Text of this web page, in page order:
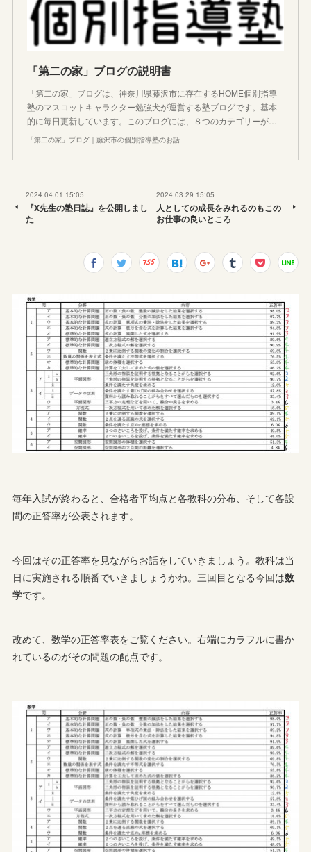
「第二の家」ブログの説明書
「第二の家」ブログは、神奈川県藤沢市に存在するHOME個別指導
塾のマスコットキャラクター勉強犬が運営する塾ブログです。基本
的に毎日更新しています。このブログには、８つのカテゴリーが…
「第二の家」ブログ｜藤沢市の個別指導塾のお話
2024.04.01 15:05
『X先生の塾日誌』を公開しまし
た
2024.03.29 15:05
人としての成長をみれるのもこの
お仕事の良いところ
毎年入試が終わると、合格者平均点と各教科の分布、そして各設
問の正答率が公表されます。
今回はその正答率を見ながらお話をしていきましょう。教科は当
日に実施される順番でいきましょうかね。三回目となる今回は数
学です。
改めて、数学の正答率表をご覧ください。右端にカラフルに書か
れているのがその問題の配点です。